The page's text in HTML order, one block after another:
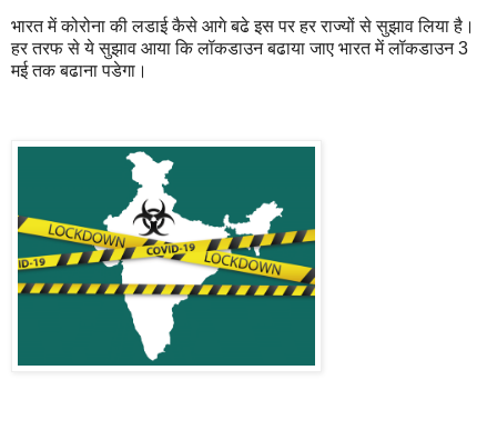
भारत में कोरोना की लडाई कैसे आगे बढे इस पर हर राज्‍यों से सुझाव लिया है।
हर तरफ से ये सुझाव आया कि लॉकडाउन बढाया जाए भारत में लॉकडाउन 3
मई तक बढाना पडेगा।